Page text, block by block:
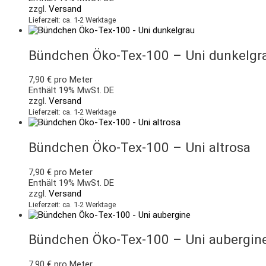
zzgl. Versand
Lieferzeit: ca. 1-2 Werktage
Bündchen Öko-Tex-100 – Uni
7,90 € pro Meter
Enthält 19% MwSt. DE
zzgl. Versand
Lieferzeit: ca. 1-2 Werktage
Bündchen Öko-Tex-100 – Uni altrosa
7,90 € pro Meter
Enthält 19% MwSt. DE
zzgl. Versand
Lieferzeit: ca. 1-2 Werktage
Bündchen Öko-Tex-100 – Uni